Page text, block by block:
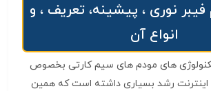
نوری ، پیشینه، تعریف ، و
انواع آن
های مودم های سیم کارتی بخصوص
رشد بسیاری داشته است که همین